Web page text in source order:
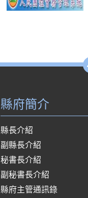
縣府簡介
縣長介紹
副縣長介紹
秘書長介紹
副秘書長介紹
縣府主管通訊錄